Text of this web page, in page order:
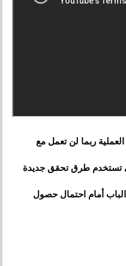
ربما لن تعمل مع
تستخدم طرق تحقق جديدة
الباب أمام احتمال حصول